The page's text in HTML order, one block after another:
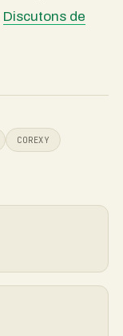
Discutons de
COREXY